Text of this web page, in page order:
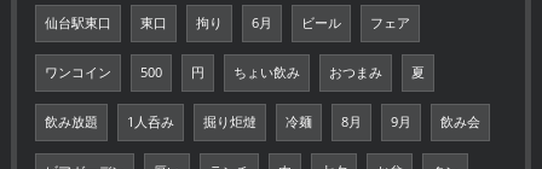
仙台駅東口 東口 拘り 6月 ビール フェア
ワンコイン 500 円 ちょい飲み おつまみ 夏
飲み放題 1人呑み 掘り炬燵 冷麺 8月 9月 飲み会